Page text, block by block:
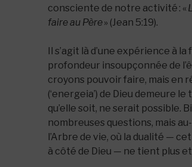
consciente de notre activité : «
faire au Père» (Jean 5:19).
Il s’agit là d’une expérience à
profondeur insoupçonnée de
croyons pouvoir faire, mais en
(‘energeia’) de Dieu demeure
qu’elle soit, ne serait possible.
nombreuses questions, mais
l’Arbre de vie, où la dualité —
à côté de Dieu — ne tient plus